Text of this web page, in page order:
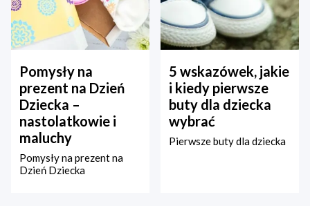
Pomysły na
prezent na Dzień
Dziecka –
nastolatkowie i
maluchy
Pomysły na prezent na
Dzień Dziecka
5 wskazówek, jakie
i kiedy pierwsze
buty dla dziecka
wybrać
Pierwsze buty dla dziecka